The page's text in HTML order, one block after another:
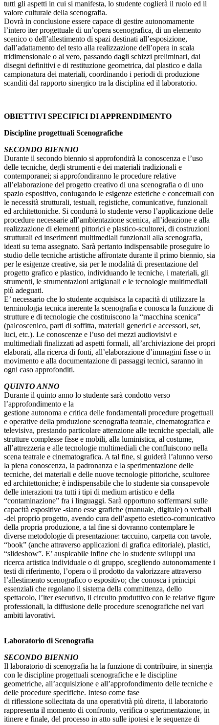
tutti gli aspetti in cui si manifesta, lo studente coglierà il ruolo ed il
valore culturale della scenografia.
Dovrà in conclusione essere capace di gestire autonomamente
l’intero iter progettuale di un’opera scenografica, di un elemento
scenico o dell’allestimento di spazi destinati all’esposizione,
dall’adattamento del testo alla realizzazione dell’opera in scala
tridimensionale o al vero, passando dagli schizzi preliminari, dai
disegni definitivi e di restituzione geometrica, dal plastico e dalla
campionatura dei materiali, coordinando i periodi di produzione
scanditi dal rapporto sinergico tra la disciplina ed il laboratorio.
OBIETTIVI SPECIFICI DI APPRENDIMENTO
Discipline progettuali Scenografiche
SECONDO BIENNIO
Durante il secondo biennio si approfondirà la conoscenza e l’uso
delle tecniche, degli strumenti e dei materiali tradizionali e
contemporanei; si approfondiranno le procedure relative
all’elaborazione del progetto creativo di una scenografia o di uno
spazio espositivo, coniugando le esigenze estetiche e concettuali con
le necessità strutturali, testuali, registiche, comunicative, funzionali
ed architettoniche. Si condurrà lo studente verso l’applicazione delle
procedure necessarie all’ambientazione scenica, all’ideazione e alla
realizzazione di elementi pittorici e plastico-scultorei, di costruzioni
strutturali ed inserimenti multimediali funzionali alla scenografia,
ideati su tema assegnato. Sarà pertanto indispensabile proseguire lo
studio delle tecniche artistiche affrontate durante il primo biennio, sia
per le esigenze creative, sia per le modalità di presentazione del
progetto grafico e plastico, individuando le tecniche, i materiali, gli
strumenti, le strumentazioni artigianali e le tecnologie multimediali
più adeguati.
E’ necessario che lo studente acquisisca la capacità di utilizzare la
terminologia tecnica inerente la scenografia e conosca la funzione di
strutture e di tecnologie che costituiscono la “macchina scenica”
(palcoscenico, parti di soffitta, materiali generici e accessori, set,
luci, etc.). Le conoscenze e l’uso dei mezzi audiovisivi e
multimediali finalizzati ad aspetti formali, all’archiviazione dei propri
elaborati, alla ricerca di fonti, all’elaborazione d’immagini fisse o in
movimento e alla documentazione di passaggi tecnici, saranno in
ogni caso approfonditi.
QUINTO ANNO
Durante il quinto anno lo studente sarà condotto verso
l’approfondimento e la
gestione autonoma e critica delle fondamentali procedure progettuali
e operative della produzione scenografia teatrale, cinematografica e
televisiva, prestando particolare attenzione alle tecniche speciali, alle
strutture complesse fisse e mobili, alla luministica, al costume,
all’attrezzeria e alle tecnologie multimediali che confluiscono nella
scena teatrale e cinematografica. A tal fine, si guiderà l’alunno verso
la piena conoscenza, la padronanza e la sperimentazione delle
tecniche, dei materiali e delle nuove tecnologie pittoriche, scultoree
ed architettoniche; è indispensabile che lo studente sia consapevole
delle interazioni tra tutti i tipi di medium artistico e della
“contaminazione” fra i linguaggi. Sarà opportuno soffermarsi sulle
capacità espositive -siano esse grafiche (manuale, digitale) o verbali
-del proprio progetto, avendo cura dell’aspetto estetico-comunicativo
della propria produzione, a tal fine si dovranno contemplare le
diverse metodologie di presentazione: taccuino, carpetta con tavole,
“book” (anche attraverso applicazioni di grafica editoriale), plastici,
“slideshow”. E’ auspicabile infine che lo studente sviluppi una
ricerca artistica individuale o di gruppo, scegliendo autonomamente i
testi di riferimento, l’opera o il prodotto da valorizzare attraverso
l’allestimento scenografico o espositivo; che conosca i principi
essenziali che regolano il sistema della committenza, dello
spettacolo, l’iter esecutivo, il circuito produttivo con le relative figure
professionali, la diffusione delle procedure scenografiche nei vari
ambiti lavorativi.
Laboratorio di Scenografia
SECONDO BIENNIO
Il laboratorio di scenografia ha la funzione di contribuire, in sinergia
con le discipline progettuali scenografiche e le discipline
geometriche, all’acquisizione e all’approfondimento delle tecniche e
delle procedure specifiche. Inteso come fase
di riflessione sollecitata da una operatività più diretta, il laboratorio
rappresenta il momento di confronto, verifica o sperimentazione, in
itinere e finale, del processo in atto sulle ipotesi e le sequenze di